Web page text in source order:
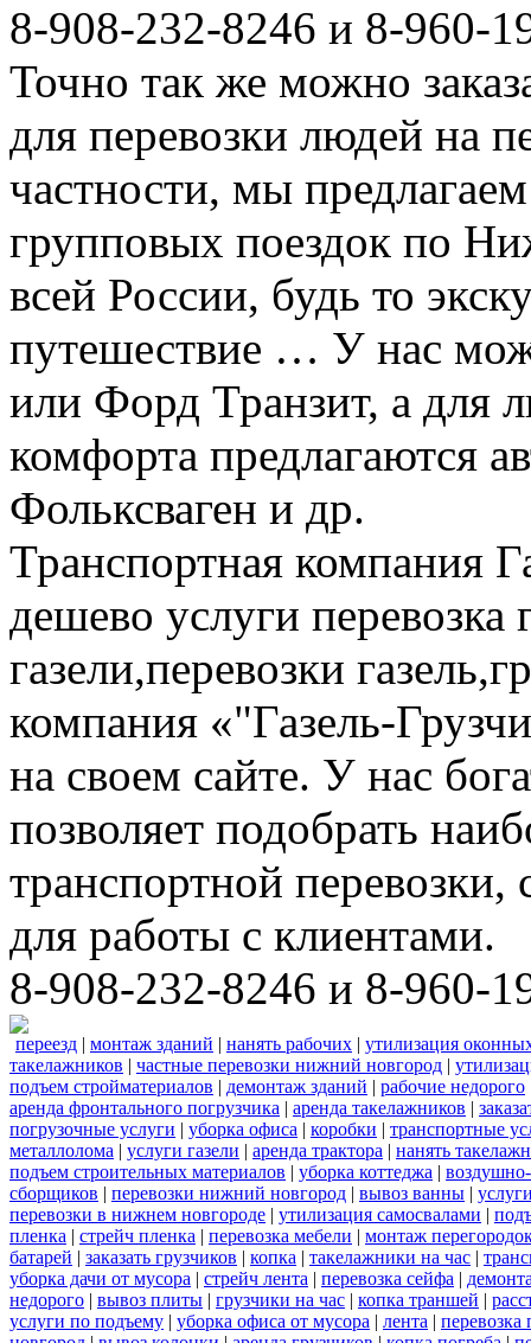
8-908-232-8246 и 8-960-
Точно так же можно
для перевозки людей на
частности, мы
групповых поездок по
всей России, будь то
путешествие … У нас
или Форд Транзит, а для
комфорта предлагаются
Фольксваген и др.
Транспортная компания
дешево услуги перевозка
газели,перевозки
компания «"Газель-
на своем сайте. У нас
позволяет подобрать
транспортной
для работы с клиентами.
8-908-232-8246 и 8-960-
переезд | монтаж зданий | нанять рабочих | утилизация
такелажников | частные перевозки нижний новгород |
подъем стройматериалов | демонтаж зданий | рабочие недорого
аренда фронтального погрузчика | аренда такелажников |
погрузочные услуги | уборка офиса | коробки | транспортные
металлолома | услуги газели | аренда трактора | нанять
подъем строительных материалов | уборка коттеджа |
сборщиков | перевозки нижний новгород | вывоз ванны |
перевозки в нижнем новгороде | утилизация самосвалами |
пленка | стрейч пленка | перевозка мебели | монтаж
батарей | заказать грузчиков | копка | такелажники на час |
уборка дачи от мусора | стрейч лента | перевозка сейфа |
недорого | вывоз плиты | грузчики на час | копка траншей |
услуги по подъему | уборка офиса от мусора | лента | перевозка